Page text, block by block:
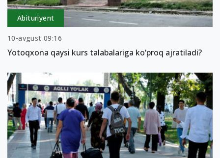
Abituriyent
10-avgust 09:16
Yotoqxona qaysi kurs talabalariga ko‘proq ajratiladi?